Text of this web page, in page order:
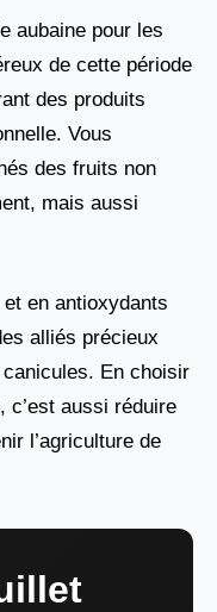
aubaine pour les
de cette période
des produits
Vous
des fruits non
mais aussi
en antioxydants
alliés précieux
En choisir
c’est aussi réduire
l’agriculture de